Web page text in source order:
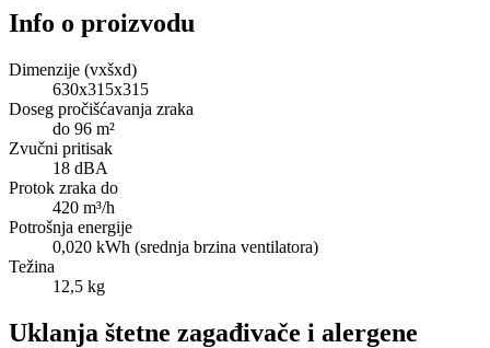
Info o proizvodu
Dimenzije (vxšxd)
630x315x315
Doseg pročišćavanja zraka
do 96 m²
Zvučni pritisak
18 dBA
Protok zraka do
420 m³/h
Potrošnja energije
0,020 kWh (srednja brzina ventilatora)
Težina
12,5 kg
Uklanja štetne zagađivače i alergene